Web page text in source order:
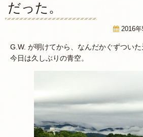
だった。
2016年
G.W. が明けてから、なんだかぐずついた
今日は久しぶりの青空。